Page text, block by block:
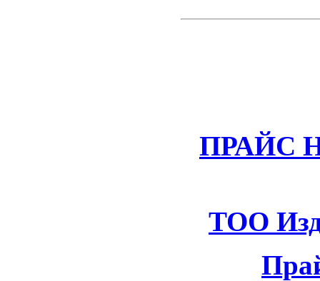
ПРАЙС
ТОО